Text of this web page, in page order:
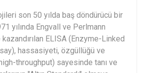
son 50 yılda baş döndürücü bir
yılında Engvall ve Perlmann
ELISA (Enzyme-Linked
hassasiyeti, özgüllüğü ve
throughput) sayesinde tanı ve